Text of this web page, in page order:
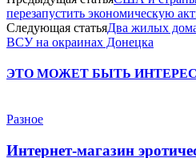
перезапустить экономическую
Следующая статьяДва жилых
ВСУ на окраинах Донецка
ЭТО МОЖЕТ БЫТЬ
Разное
Интернет-магазин